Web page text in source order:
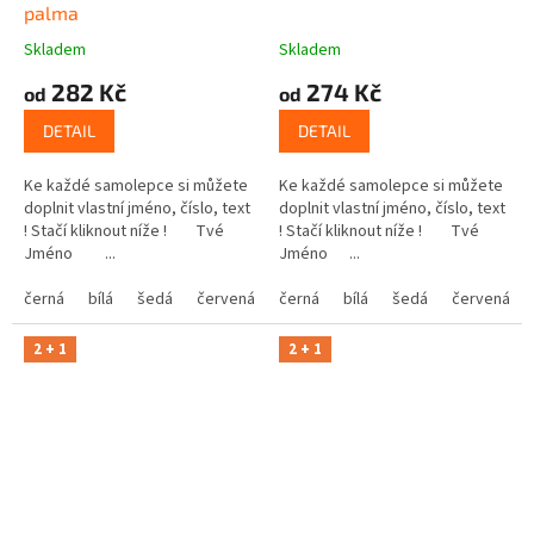
palma
Skladem
od 282 Kč
DETAIL
Ke každé samolepce si můžete
doplnit vlastní jméno, číslo, text
! Stačí kliknout níže ! Tvé
Jméno ...
černá
bílá šedá červená modrá žlutá zelená růžová
Skladem
od 274 Kč
DETAIL
Ke každé samolepce si můžete
doplnit vlastní jméno, číslo, text
! Stačí kliknout níže ! Tvé
Jméno ...
černá
bílá šedá červená
2 + 1 2 + 1